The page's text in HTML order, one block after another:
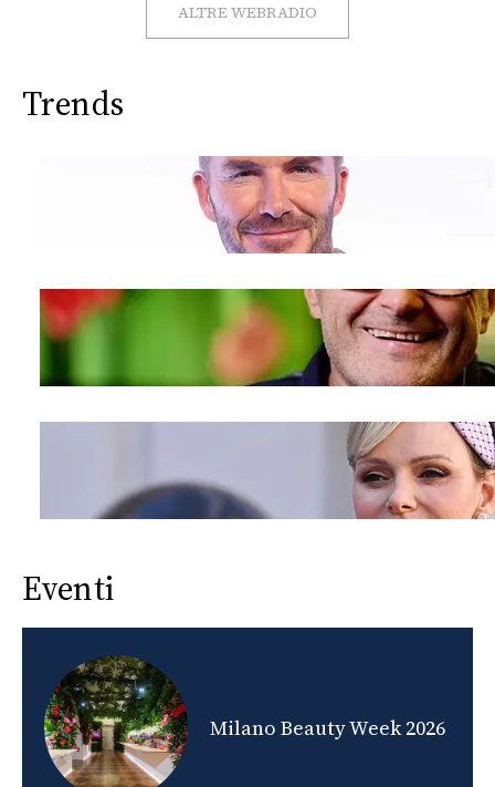
ALTRE WEBRADIO
Trends
Eventi
Milano Beauty Week 2026